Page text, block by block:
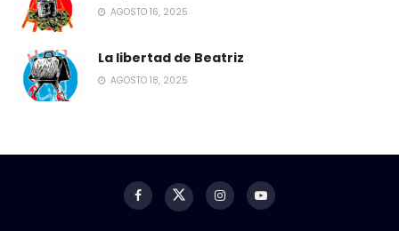
AGOSTO 16, 2025
La libertad de Beatriz
AGOSTO 18, 2025